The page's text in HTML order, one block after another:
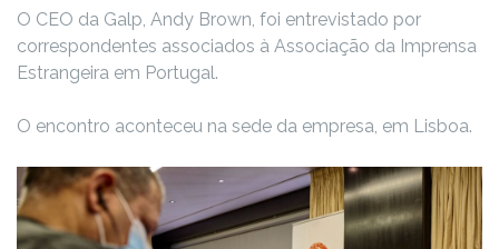
O CEO da Galp, Andy Brown, foi entrevistado por
correspondentes associados à Associação da Imprensa
Estrangeira em Portugal.
O encontro aconteceu na sede da empresa, em Lisboa.